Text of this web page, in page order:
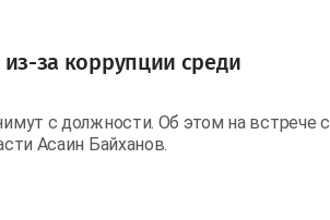
за коррупции среди
с должности. Об этом на встрече с
Асаин Байханов.